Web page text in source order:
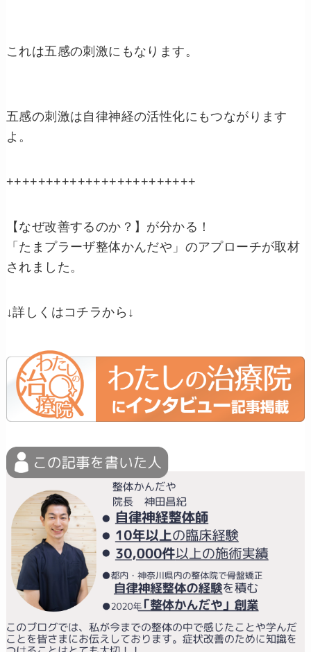
これは五感の刺激にもなります。
五感の刺激は自律神経の活性化にもつながります
よ。
++++++++++++++++++++++++
【なぜ改善するのか？】が分かる！
「たまプラーザ整体かんだや」のアプローチが取材
されました。
↓詳しくはコチラから↓